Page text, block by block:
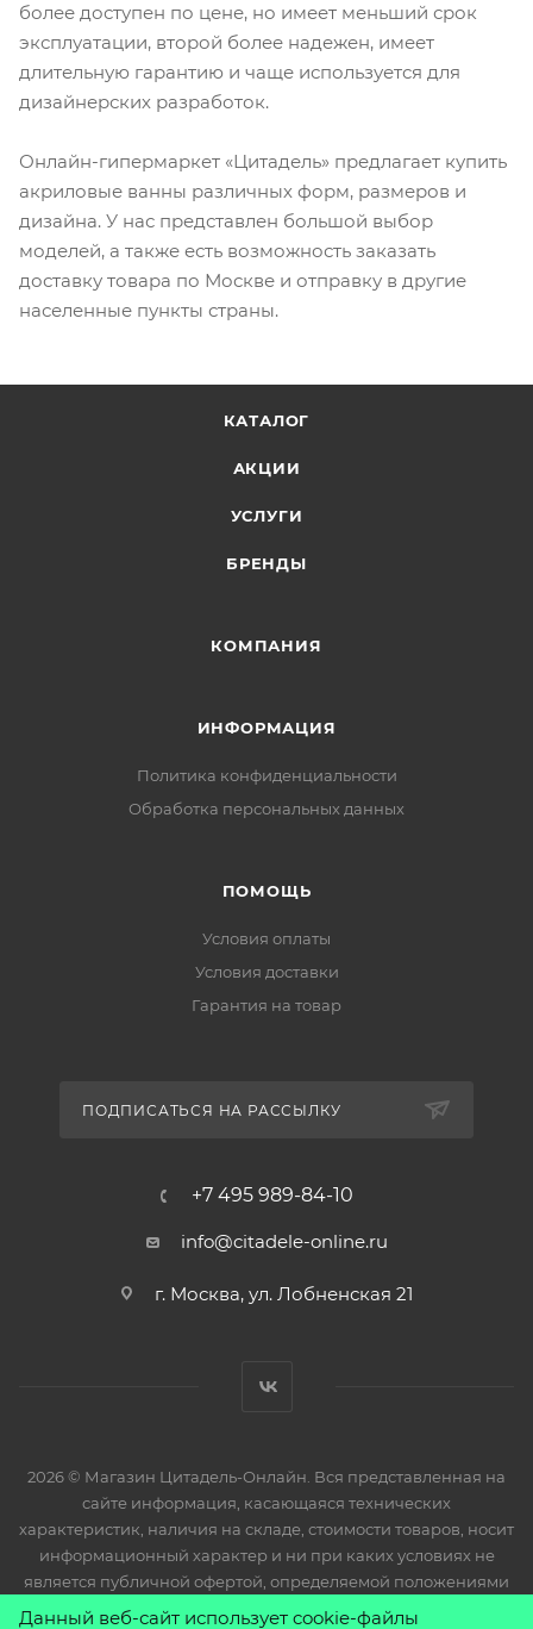
более доступен по цене, но имеет меньший срок
эксплуатации, второй более надежен, имеет
длительную гарантию и чаще используется для
дизайнерских разработок.
Онлайн-гипермаркет «Цитадель» предлагает купить
акриловые ванны различных форм, размеров и
дизайна. У нас представлен большой выбор
моделей, а также есть возможность заказать
доставку товара по Москве и отправку в другие
населенные пункты страны.
КАТАЛОГ
АКЦИИ
УСЛУГИ
БРЕНДЫ
КОМПАНИЯ
ИНФОРМАЦИЯ
Политика конфиденциальности
Обработка персональных данных
ПОМОЩЬ
Условия оплаты
Условия доставки
Гарантия на товар
ПОДПИСАТЬСЯ НА РАССЫЛКУ
+7 495 989-84-10
info@citadele-online.ru
г. Москва, ул. Лобненская 21
2026 © Магазин Цитадель-Онлайн. Вся представленная на
сайте информация, касающаяся технических
характеристик, наличия на складе, стоимости товаров, носит
информационный характер и ни при каких условиях не
является публичной офертой, определяемой положениями
Статьи 437(2) Гражданского кодекса РФ.
Данный веб-сайт использует cookie-файлы